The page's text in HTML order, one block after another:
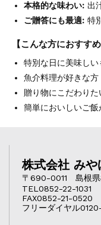
本格的な味わい:出
ご贈答にも最適:特
【こんな方におすすめ
特別な日に美味し
魚介料理が好きな方
贈り物にこだわりた
簡単においしいご
株式会社 みや
〒690-0011 島根県
TEL0852-22-1031
FAX0852-21-0520
フリーダイヤル